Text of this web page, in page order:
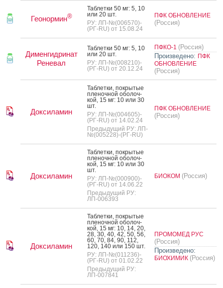
Геонормин®
Таб­летки 50 мг: 5, 10
или 20 шт.
РУ: ЛП-№(006570)-
(РГ-RU) от 15.08.24
ПФК ОБНОВЛЕНИЕ
(Россия)
Дименгидринат
Реневал
Таб­летки 50 мг: 5, 10
или 20 шт.
РУ: ЛП-№(008210)-
(РГ-RU) от 20.12.24
ПФКО-1 (Россия)
Произведено: ПФК
ОБНОВЛЕНИЕ
(Россия)
Доксиламин
Таб­летки, пок­ры­тые
пле­ноч­ной обо­лоч­
кой, 15 мг: 10 или 30
шт.
РУ: ЛП-№(004605)-
(РГ-RU) от 14.02.24
Предыдущий РУ: ЛП-
№(005228)-(РГ-RU)
ПФК ОБНОВЛЕНИЕ
(Россия)
Доксиламин
Таб­летки, пок­ры­тые
пле­ноч­ной обо­лоч­
кой, 15 мг: 10 или 30
шт.
РУ: ЛП-№(000900)-
(РГ-RU) от 14.06.22
Предыдущий РУ:
ЛП-006393
БИОКОМ (Россия)
Доксиламин
Таб­летки, пок­ры­тые
пле­ноч­ной обо­лоч­
кой, 15 мг: 10, 14, 20,
28, 30, 40, 42, 50, 56,
60, 70, 84, 90, 112,
120, 140 или 150 шт.
РУ: ЛП-№(011236)-
(РГ-RU) от 01.02.22
Предыдущий РУ:
ЛП-007841
ПРОМОМЕД РУС
(Россия)
Произведено:
БИОХИМИК (Россия)